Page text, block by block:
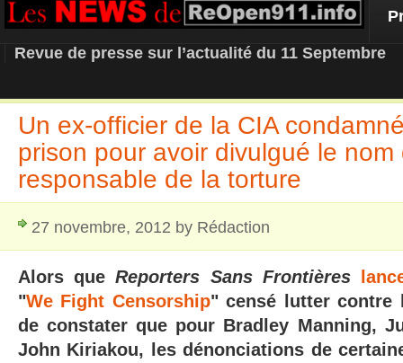
REOPEN911 – NEWS
Revue de presse sur l’actualité du 11 Septembre
Un ex-officier de la CIA
prison pour avoir divulgué le nom
responsable de la torture
27 novembre, 2012 by Rédaction
Alors queReporters Sans Frontières
"We Fight Censorship" censé lutter contre
de constater que pour Bradley Manning,
John Kiriakou, les dénonciations de